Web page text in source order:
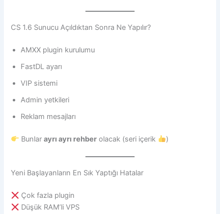
CS 1.6 Sunucu Açıldıktan Sonra Ne Yapılır?
AMXX plugin kurulumu
FastDL ayarı
VIP sistemi
Admin yetkileri
Reklam mesajları
Bunlarayrı ayrı rehber olacak (seri içerik )
Yeni Başlayanların En Sık Yaptığı Hatalar
Çok fazla plugin
Düşük RAM’li VPS